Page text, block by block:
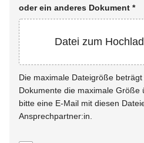
oder ein anderes Dokument *
Datei zum
Die maximale Dateigröße
Dokumente die maximale Größe
bitte eine E-Mail mit diesen
Ansprechpartner:in.